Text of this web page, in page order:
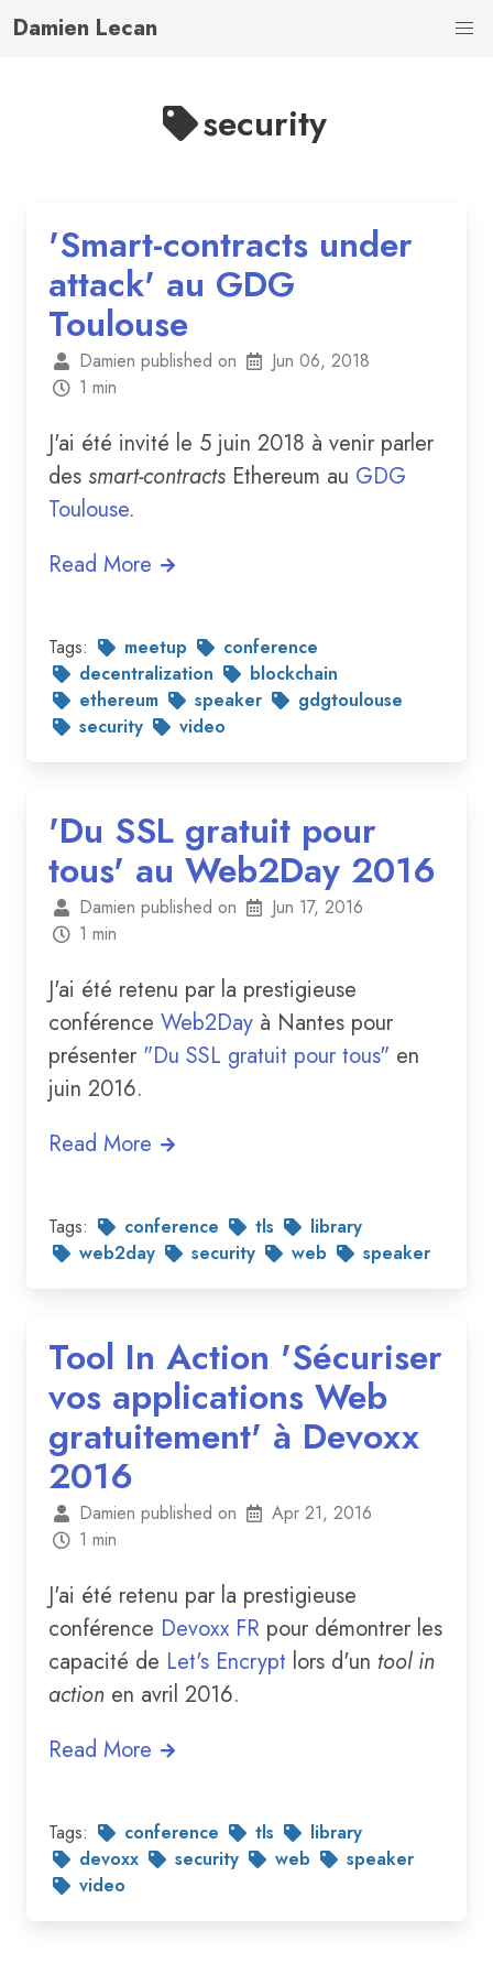
Damien Lecan
security
'Smart-contracts under
attack' au GDG
Toulouse
Damien published on
Jun 06, 2018
1 min
J'ai été invité le 5 juin 2018 à venir parler
des smart-contracts Ethereum au GDG
Toulouse.
Read More
Tags: meetup
conference
decentralization
blockchain
ethereum
speaker
gdgtoulouse
security
video
'Du SSL gratuit pour
tous' au Web2Day 2016
Damien published on
Jun 17, 2016
1 min
J'ai été retenu par la prestigieuse
conférence Web2Day à Nantes pour
présenter "Du SSL gratuit pour tous" en
juin 2016.
Read More
Tags: conference tls
library
web2day
security web speaker
Tool In Action 'Sécuriser
vos applications Web
gratuitement' à Devoxx
2016
Damien published on
Apr 21, 2016
1 min
J'ai été retenu par la prestigieuse
conférence Devoxx FR pour démontrer les
capacité de Let's Encrypt lors d'un tool in
action en avril 2016.
Read More
Tags: conference tls
library
devoxx
security web
speaker
video